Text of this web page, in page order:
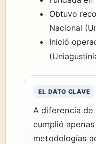
Obtuvo
Nacional
Inició
EL DATO CLAVE
A diferencia
cumplió
metodologías